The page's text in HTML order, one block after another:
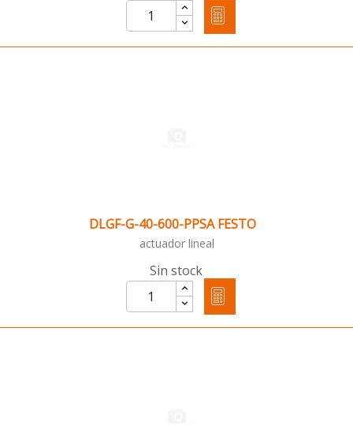
DLGF-G-40-600-PPSA FESTO
actuador lineal
Sin stock